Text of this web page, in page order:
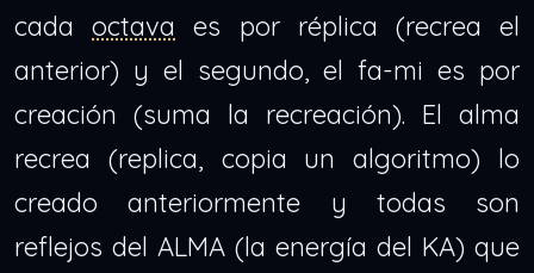
cadaoctava es por réplica (recrea el
anterior) y el segundo, el fa-mi es por
creación (suma la recreación). El alma
recrea (replica, copia un algoritmo) lo
creado anteriormente y todas son
reflejos del ALMA (la energía del KA) que